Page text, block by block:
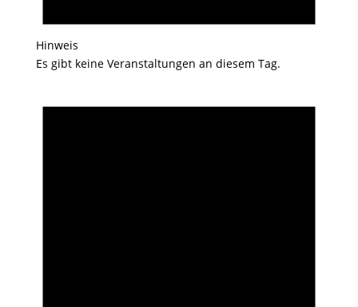
Hinweis
Es gibt keine Veranstaltungen an diesem Tag.